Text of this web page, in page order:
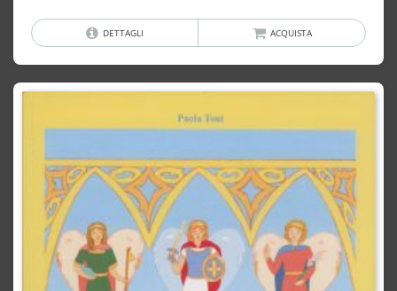
DETTAGLI ACQUISTA